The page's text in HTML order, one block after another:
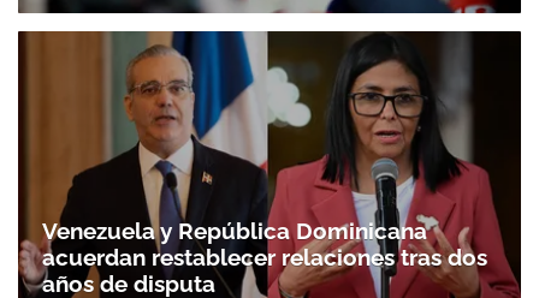
Venezuela y República Dominicana
acuerdan restablecer relaciones tras dos
años de disputa